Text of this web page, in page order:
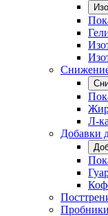
Л-
Добавки